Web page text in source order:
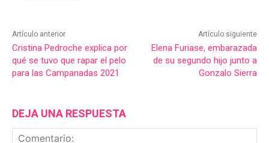
Artículo anterior
Cristina Pedroche explica por
qué se tuvo que rapar el pelo
para las Campanadas 2021
Artículo siguiente
Elena Furiase, embarazada
de su segundo hijo junto a
Gonzalo Sierra
DEJA UNA RESPUESTA